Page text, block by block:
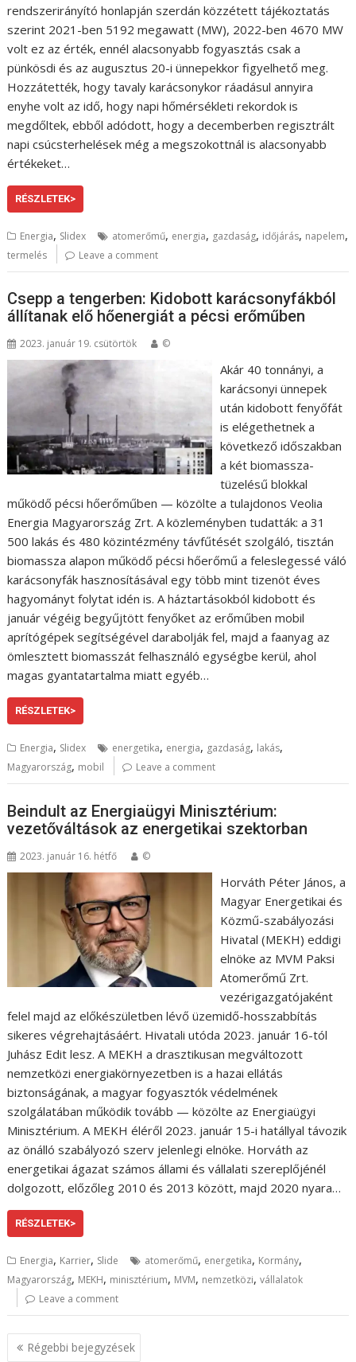
rendszerirányító honlapján szerdán közzétett tájékoztatás
szerint 2021-ben 5192 megawatt (MW), 2022-ben 4670 MW
volt ez az érték, ennél alacsonyabb fogyasztás csak a
pünkösdi és az augusztus 20-i ünnepekkor figyelhető meg.
Hozzátették, hogy tavaly karácsonykor ráadásul annyira
enyhe volt az idő, hogy napi hőmérsékleti rekordok is
megdőltek, ebből adódott, hogy a decemberben regisztrált
napi csúcsterhelések még a megszokottnál is alacsonyabb
értékeket…
RÉSZLETEK>
Energia, Slidex atomerőmű, energia, gazdaság, időjárás, napelem,
termelés Leave a comment
Csepp a tengerben: Kidobott karácsonyfákból
állítanak elő hőenergiát a pécsi erőműben
2023. január 19. csütörtök ©
Akár 40 tonnányi, a
karácsonyi ünnepek
után kidobott fenyőfát
is elégethetnek a
következő időszakban
a két biomassza-
tüzelésű blokkal
működő pécsi hőerőműben — közölte a tulajdonos Veolia
Energia Magyarország Zrt. A közleményben tudatták: a 31
500 lakás és 480 közintézmény távfűtését szolgáló, tisztán
biomassza alapon működő pécsi hőerőmű a feleslegessé váló
karácsonyfák hasznosításával egy több mint tizenöt éves
hagyományt folytat idén is. A háztartásokból kidobott és
január végéig begyűjtött fenyőket az erőműben mobil
aprítógépek segítségével darabolják fel, majd a faanyag az
ömlesztett biomasszát felhasználó egységbe kerül, ahol
magas gyantatartalma miatt egyéb…
RÉSZLETEK>
Energia, Slidex energetika, energia, gazdaság, lakás,
Magyarország, mobil Leave a comment
Beindult az Energiaügyi Minisztérium:
vezetőváltások az energetikai szektorban
2023. január 16. hétfő ©
Horváth Péter János, a
Magyar Energetikai és
Közmű-szabályozási
Hivatal (MEKH) eddigi
elnöke az MVM Paksi
Atomerőmű Zrt.
vezérigazgatójaként
felel majd az előkészületben lévő üzemidő-hosszabbítás
sikeres végrehajtásáért. Hivatali utóda 2023. január 16-tól
Juhász Edit lesz. A MEKH a drasztikusan megváltozott
nemzetközi energiakörnyezetben is a hazai ellátás
biztonságának, a magyar fogyasztók védelmének
szolgálatában működik tovább — közölte az Energiaügyi
Minisztérium. A MEKH éléről 2023. január 15-i hatállyal távozik
az önálló szabályozó szerv jelenlegi elnöke. Horváth az
energetikai ágazat számos állami és vállalati szereplőjénél
dolgozott, előzőleg 2010 és 2013 között, majd 2020 nyara…
RÉSZLETEK>
Energia, Karrier, Slide atomerőmű, energetika, Kormány,
Magyarország, MEKH, minisztérium, MVM, nemzetközi,vállalatok
Leave a comment
B
Régebbi bejegyzések